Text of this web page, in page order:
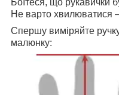
Не варто
Спершу виміряйте
малюнку: